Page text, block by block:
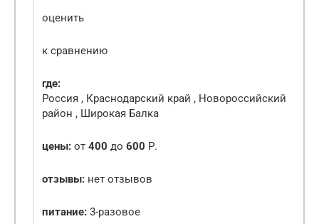
оценить
к сравнению
где:
Россия , Краснодарский край , Новороссийский
район , Широкая Балка
цены: от 400 до 600 Р.
отзывы: нет отзывов
питание: 3-разовое